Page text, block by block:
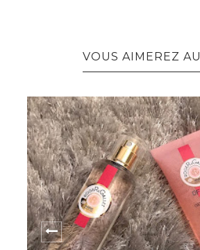
VOUS AIMEREZ